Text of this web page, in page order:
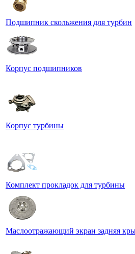
Подшипник скольжения для турбин
Корпус подшипников
Корпус турбины
Комплект прокладок для турбины
Маслоотражающий экран задняя